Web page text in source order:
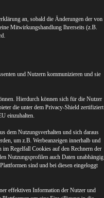
an, sobald die Änderungen der von
Mitwirkungshandlung Ihrerseits (z.B.
und Nutzern kommunizieren und sie
Hierdurch können sich für die Nutzer
die unter dem Privacy-Shield zertifiziert
einzuhalten.
dem Nutzungsverhalten und sich daraus
um z.B. Werbeanzeigen innerhalb und
im Regelfall Cookies auf den Rechnern der
Nutzungsprofilen auch Daten unabhängig
sind und bei diesen eingeloggt
effektiven Information der Nutzer und